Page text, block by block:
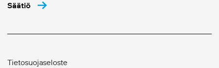
Säätiö
Tietosuojaseloste